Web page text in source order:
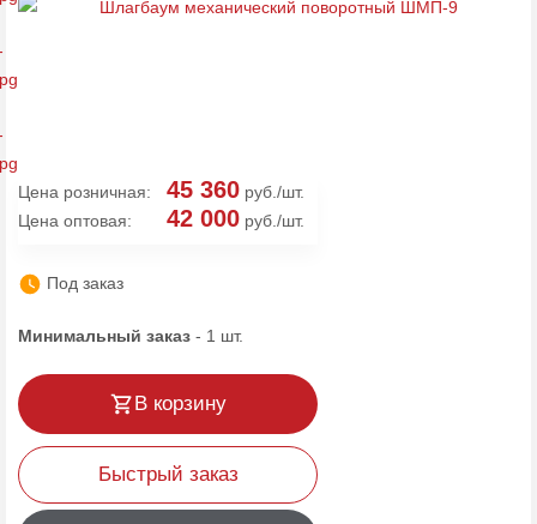
Цена розничная: 45 360 руб./шт.
Цена оптовая:
42 000 руб./шт.
Под заказ
Минимальный заказ - 1 шт.
В корзину
Быстрый заказ